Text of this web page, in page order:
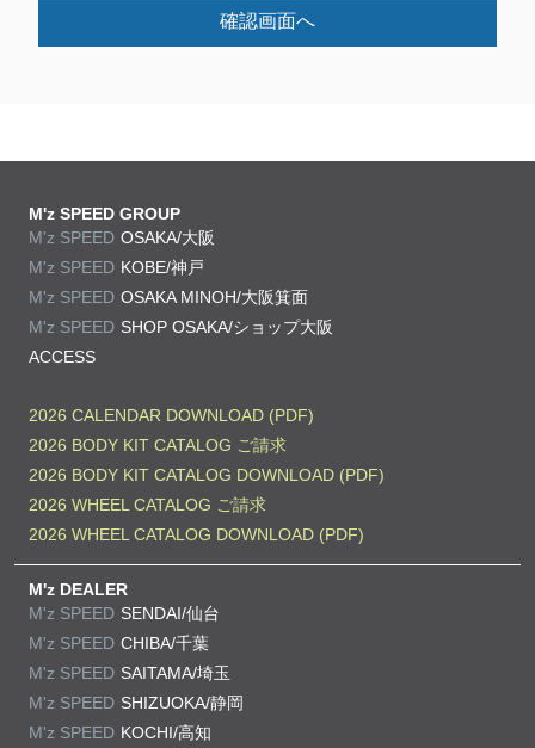
確認画面へ
M'z SPEED GROUP
M'z SPEED OSAKA/大阪
M'z SPEED KOBE/神戸
M'z SPEED OSAKA MINOH/大阪箕面
M'z SPEED SHOP OSAKA/ショップ大阪
ACCESS
2026 CALENDAR DOWNLOAD (PDF)
2026 BODY KIT CATALOG ご請求
2026 BODY KIT CATALOG DOWNLOAD (PDF)
2026 WHEEL CATALOG ご請求
2026 WHEEL CATALOG DOWNLOAD (PDF)
M'z DEALER
M'z SPEED SENDAI/仙台
M'z SPEED CHIBA/千葉
M'z SPEED SAITAMA/埼玉
M'z SPEED SHIZUOKA/静岡
M'z SPEED KOCHI/高知